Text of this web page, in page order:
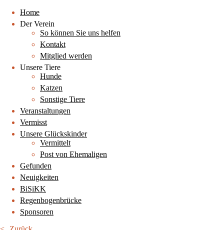
Home
Der Verein
So können Sie uns helfen
Kontakt
Mitglied werden
Unsere Tiere
Hunde
Katzen
Sonstige Tiere
Veranstaltungen
Vermisst
Unsere Glückskinder
Vermittelt
Post von Ehemaligen
Gefunden
Neuigkeiten
BiSiKK
Regenbogenbrücke
Sponsoren